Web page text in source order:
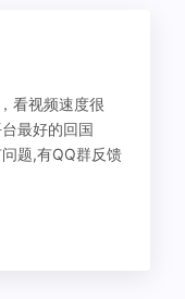
看视频速度很
最好的回国
题,有QQ群反馈